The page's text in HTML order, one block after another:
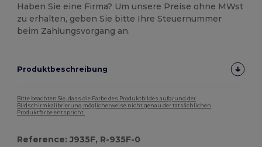
Haben Sie eine Firma? Um unsere Preise ohne MWst
zu erhalten, geben Sie bitte Ihre Steuernummer
beim Zahlungsvorgang an.
Produktbeschreibung
Bitte beachten Sie, dass die Farbe des Produktbildes aufgrund der
Bildschirmkalibrierung möglicherweise nicht genau der tatsächlichen
Produktfarbe entspricht.
Reference: J935F, R-935F-0